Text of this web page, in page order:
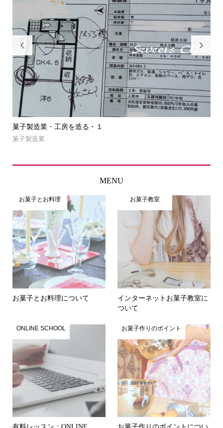

菓子製造業・工房を造る・１
菓子製造業

MENU
お菓子とお料理
お菓子とお料理について
お菓子教室
インターネットお菓子教室に
ついて
ONLINE SCHOOL お菓子作りのポイント